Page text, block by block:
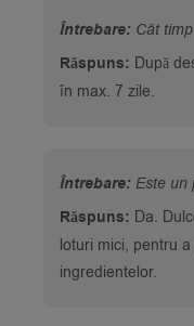
Întrebare: Cât
Răspuns: După
în max. 7 zile.
Întrebare: Este un
Răspuns: Da.
loturi mici, pentru
ingredientelor.